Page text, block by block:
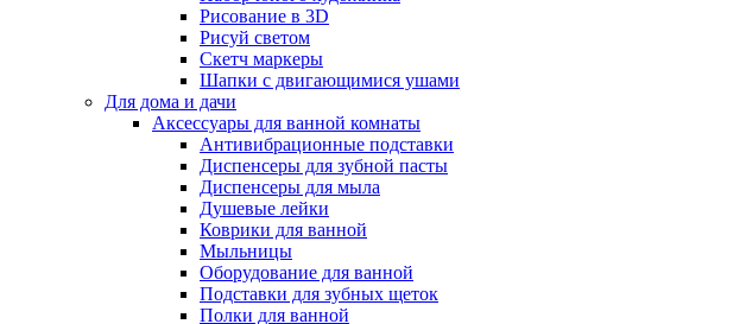
Рисование в 3D
Рисуй светом
Скетч маркеры
Шапки с двигающимися ушами
Для дома и дачи
Аксессуары для ванной комнаты
Антивибрационные подставки
Диспенсеры для зубной пасты
Диспенсеры для мыла
Душевые лейки
Коврики для ванной
Мыльницы
Оборудование для ванной
Подставки для зубных щеток
Полки для ванной